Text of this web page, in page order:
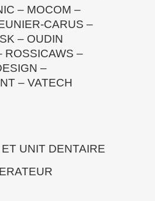
– MOCOM –
CARUS –
– OUDIN
ROSSICAWS –
–
– VATECH
UNIT DENTAIRE